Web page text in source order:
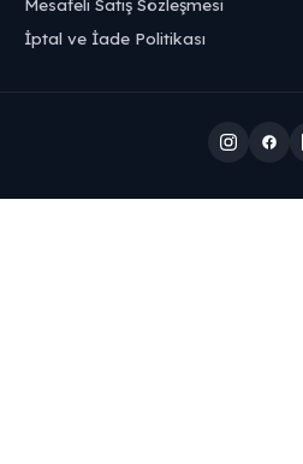
Mesafeli Satış Sözleşmesi
İptal ve İade Politikası